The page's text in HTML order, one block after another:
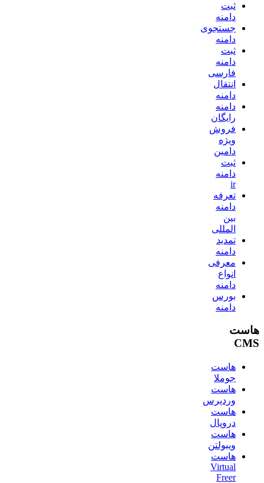
ثبت
دامنه
جستجوی
دامنه
ثبت
دامنه
فارسی
انتقال
دامنه
دامنه
رایگان
فروش
ویژه
دامین
ثبت
دامنه
ir
تعرفه
دامنه
بین
المللی
تمدید
دامنه
معرفی
انواع
دامنه
بورس
دامنه
هاست
CMS
هاست
جوملا
هاست
وردپرس
هاست
دروپال
هاست
ویبولتن
هاست
Virtual
Freer